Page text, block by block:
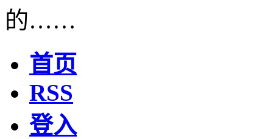
的……
首页
RSS
登入